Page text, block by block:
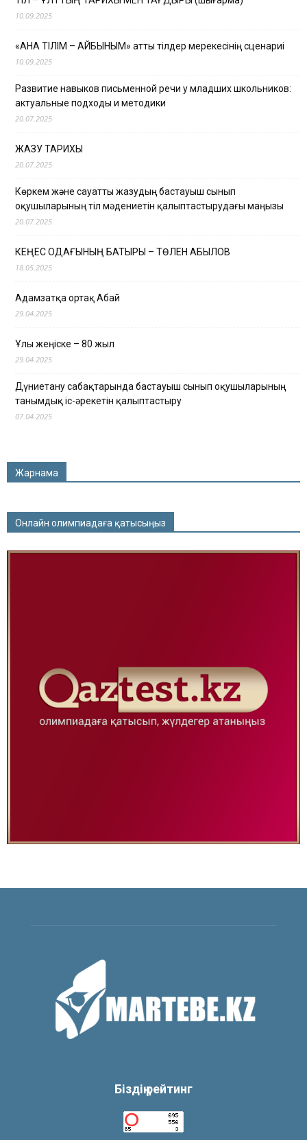
10.09.2025
«АНА ТІЛІМ – АЙБЫНЫМ» атты тілдер мерекесінің сценариі
10.09.2025
Развитие навыков письменной речи у младших школьников:
актуальные подходы и методики
20.07.2025
ЖАЗУ ТАРИХЫ
20.07.2025
Көркем және сауатты жазудың бастауыш сынып
оқушыларының тіл мәдениетін қалыптастырудағы маңызы
20.07.2025
КЕҢЕС ОДАҒЫНЫҢ БАТЫРЫ – ТӨЛЕН ҚАБЫЛОВ
18.05.2025
Адамзатқа ортақ Абай
29.04.2025
Ұлы жеңіске – 80 жыл
29.04.2025
Дүниетану сабақтарында бастауыш сынып оқушыларының
танымдық іс-әрекетін қалыптастыру
07.04.2025
Жарнама
Онлайн олимпиадаға қатысыңыз
Біздің рейтинг